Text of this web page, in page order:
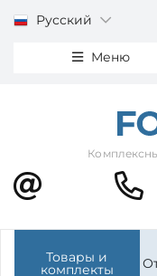
Русский
Меню
Товары и
комплекты